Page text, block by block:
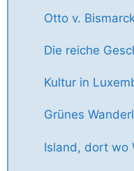
Otto v.
Die reiche
Kultur in
Grünes
Island, dort wo